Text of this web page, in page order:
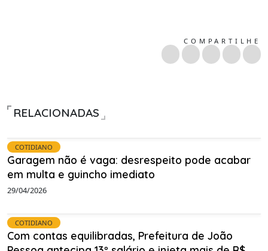
COMPARTILHE
RELACIONADAS
COTIDIANO
Garagem não é vaga: desrespeito pode acabar
em multa e guincho imediato
29/04/2026
COTIDIANO
Com contas equilibradas, Prefeitura de João